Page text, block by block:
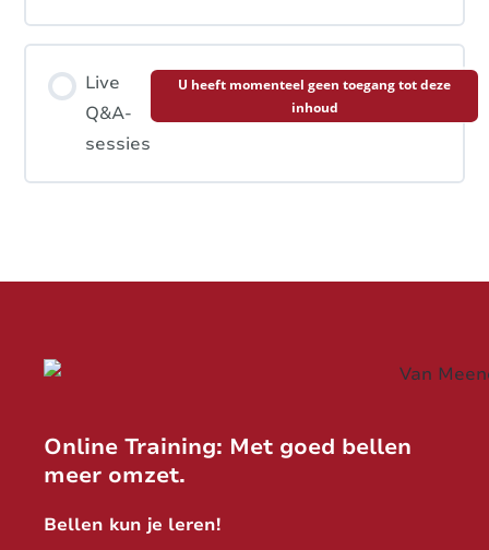
Live
Q&A-
sessies
U heeft momenteel geen toegang tot deze
inhoud
Online Training: Met goed bellen
meer omzet.
Bellen kun je leren!